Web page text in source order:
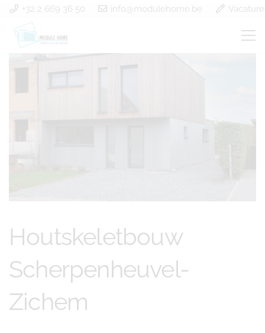
+32 2 669 36 50 info@modulehome.be
Houtskeletbouw
Scherpenheuvel-
Zichem